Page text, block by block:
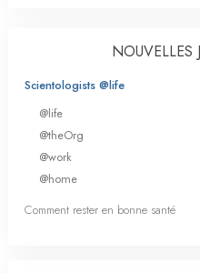
NOUVELLES
Scientologists @life
@life
@theOrg
@work
@home
Comment rester en bonne santé